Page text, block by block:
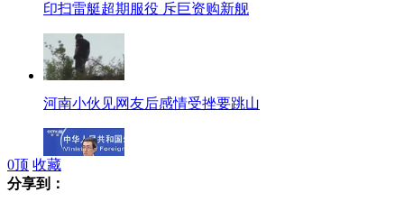
印扫雷艇超期服役 斥巨资购新舰
河南小伙见网友后感情受挫要跳山
0顶 收藏
分享到：